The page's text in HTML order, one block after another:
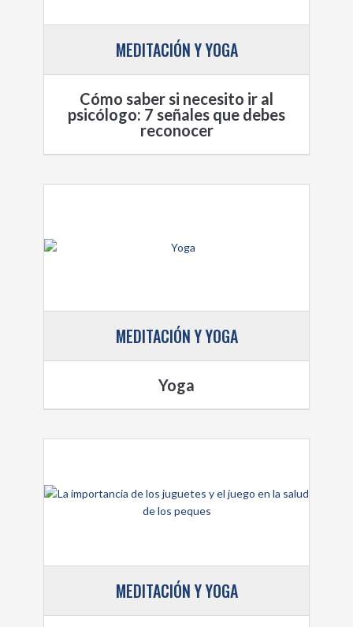
MEDITACIÓN Y YOGA
Cómo saber si necesito ir al
psicólogo: 7 señales que debes
reconocer
MEDITACIÓN Y YOGA
Yoga
MEDITACIÓN Y YOGA